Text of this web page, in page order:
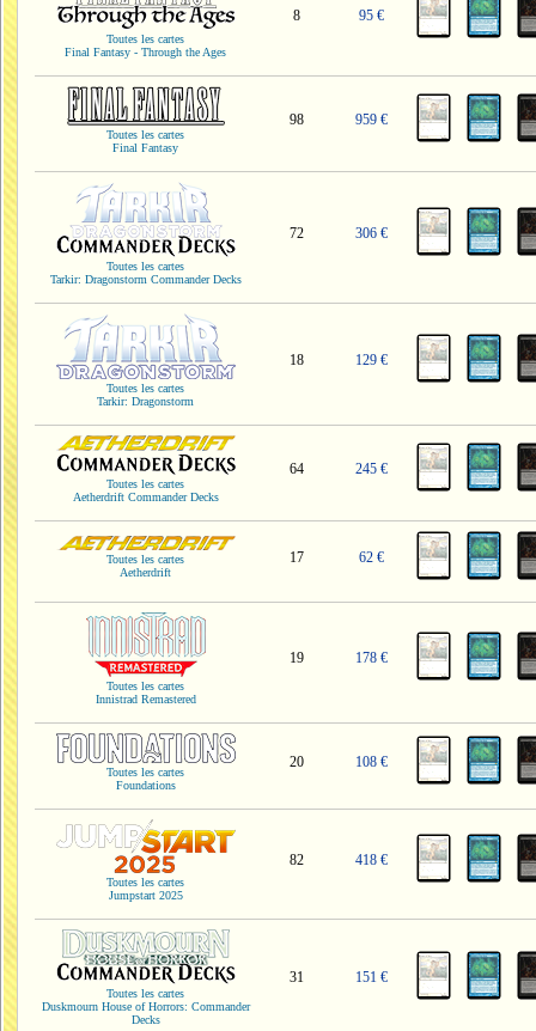
Toutes les cartes
Final Fantasy - Through the Ages
8 95 €
Toutes les cartes
Final Fantasy
98 959 €
Toutes les cartes
Tarkir: Dragonstorm Commander Decks
72 306 €
Toutes les cartes
Tarkir: Dragonstorm
18 129 €
Toutes les cartes
Aetherdrift Commander Decks
64 245 €
Toutes les cartes
Aetherdrift
17 62 €
Toutes les cartes
Innistrad Remastered
19 178 €
Toutes les cartes
Foundations
20 108 €
Toutes les cartes
Jumpstart 2025
82 418 €
Toutes les cartes
Duskmourn House of Horrors: Commander
Decks
31 151 €